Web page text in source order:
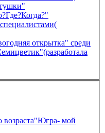
открытка" среди
возраста"Югра- мой